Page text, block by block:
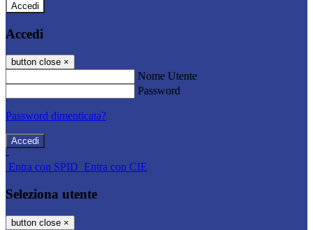
Accedi
Accedi
button close ×
Nome Utente
Password
Password dimenticata?
-
Entra con SPID Entra con CIE
Seleziona utente
button close ×